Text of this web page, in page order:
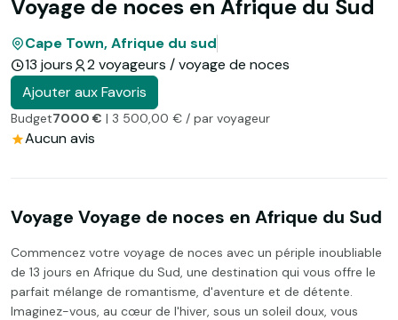
Voyage de noces en Afrique du Sud
Cape Town, Afrique du sud
13 jours
2 voyageurs / voyage de noces
Ajouter aux Favoris
Budget7000 € | 3 500,00 € / par voyageur
Aucun avis
Voyage Voyage de noces en Afrique du Sud
Commencez votre voyage de noces avec un périple inoubliable
de 13 jours en Afrique du Sud, une destination qui vous offre le
parfait mélange de romantisme, d'aventure et de détente.
Imaginez-vous, au cœur de l'hiver, sous un soleil doux, vous